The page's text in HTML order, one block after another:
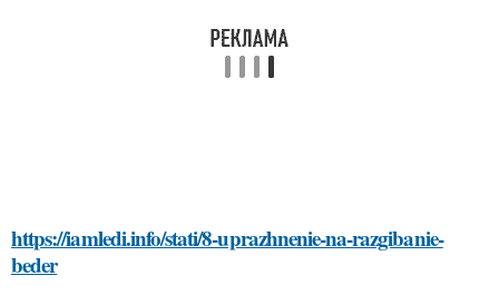
https://iamledi.info/stati/8-uprazhnenie-na-razgibanie-
beder